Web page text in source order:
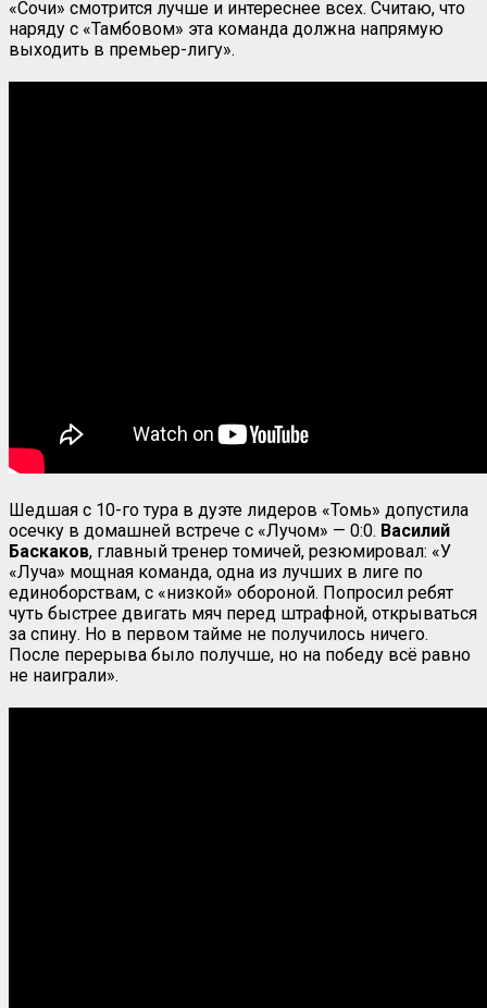
«Сочи» смотрится лучше и интереснее всех. Считаю, что
наряду с «Тамбовом» эта команда должна напрямую
выходить в премьер-лигу».
Шедшая с 10-го тура в дуэте лидеров «Томь» допустила
осечку в домашней встрече с «Лучом» — 0:0. Василий
Баскаков, главный тренер томичей, резюмировал: «У
«Луча» мощная команда, одна из лучших в лиге по
единоборствам, с «низкой» обороной. Попросил ребят
чуть быстрее двигать мяч перед штрафной, открываться
за спину. Но в первом тайме не получилось ничего.
После перерыва было получше, но на победу всё равно
не наиграли».